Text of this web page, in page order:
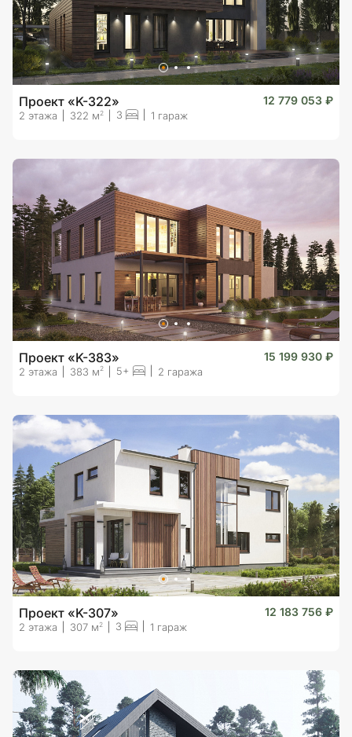
Проект «K-322» 12 779 053 ₽
2 этажа 322 м 2 3 1 гараж
Проект «K-383» 15 199 930 ₽
2 этажа 383 м2 5+ 2 гаража
Проект «K-307» 12 183 756 ₽
2 этажа 307 м 2 3 1 гараж